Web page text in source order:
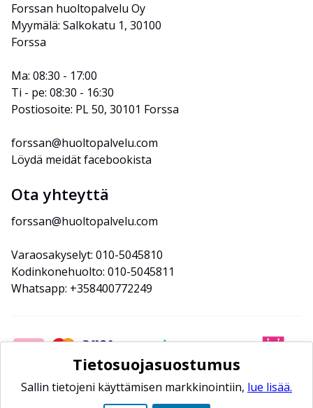
Forssan huoltopalvelu Oy
Myymälä: Salkokatu 1, 30100
Forssa
Ma: 08:30 - 17:00
Ti - pe: 08:30 - 16:30
Postiosoite: PL 50, 30101 Forssa
forssan@huoltopalvelu.com
Löydä meidät facebookista
Ota yhteyttä
forssan@huoltopalvelu.com
Varaosakyselyt: 010-5045810
Kodinkonehuolto: 010-5045811
Whatsapp: +358400772249
Tietosuojasuostumus
Sallin tietojeni käyttämisen markkinointiin, lue lisää.